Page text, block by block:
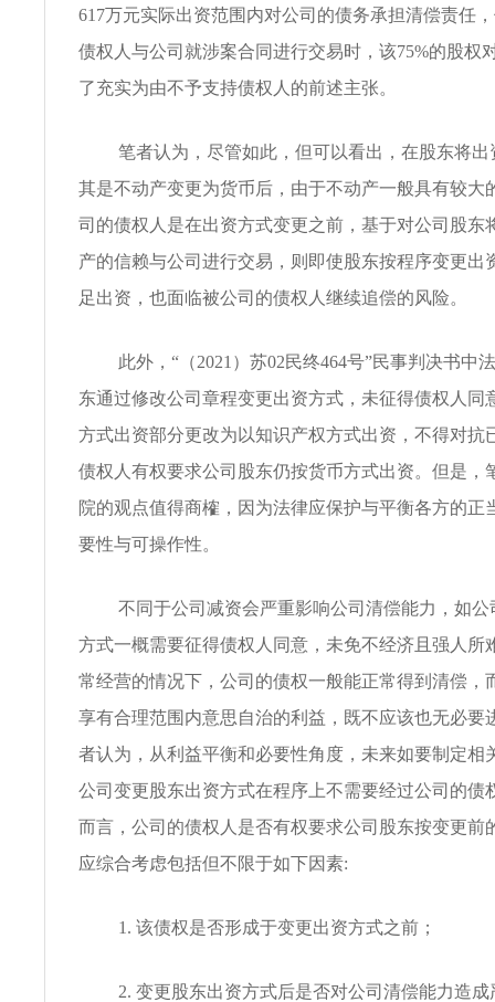
617万元实际出资范围内对公司的债务承担清偿责任
债权人与公司就涉案合同进行交易时，该75%的股权
了充实为由不予支持债权人的前述主张。
笔者认为，尽管如此，但可以看出，在股东将
其是不动产变更为货币后，由于不动产一般具有较大
司的债权人是在出资方式变更之前，基于对公司股东
产的信赖与公司进行交易，则即使股东按程序变更出
足出资，也面临被公司的债权人继续追偿的风险。
此外，“（2021）苏02民终464号”民事判决书中
东通过修改公司章程变更出资方式，未征得债权人同
方式出资部分更改为以知识产权方式出资，不得对抗
债权人有权要求公司股东仍按货币方式出资。但是，
院的观点值得商榷，因为法律应保护与平衡各方的正
要性与可操作性。
不同于公司减资会严重影响公司清偿能力，如
方式一概需要征得债权人同意，未免不经济且强人所
常经营的情况下，公司的债权一般能正常得到清偿，
享有合理范围内意思自治的利益，既不应该也无必要
者认为，从利益平衡和必要性角度，未来如要制定相
公司变更股东出资方式在程序上不需要经过公司的债
而言，公司的债权人是否有权要求公司股东按变更前
应综合考虑包括但不限于如下因素:
1. 该债权是否形成于变更出资方式之前；
2. 变更股东出资方式后是否对公司清偿能力造